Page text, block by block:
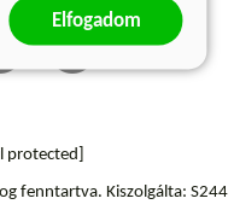
protected]
fenntartva. Kiszolgálta: S244
Elfogadom